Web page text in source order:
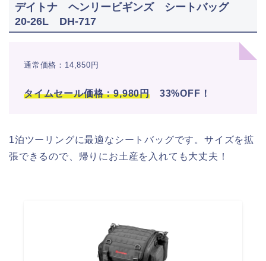
デイトナ ヘンリービギンズ シートバッグ
20-26L DH-717
通常価格：14,850円
タイムセール価格：9,980円 33%OFF！
1泊ツーリングに最適なシートバッグです。サイズを拡
張できるので、帰りにお土産を入れても大丈夫！